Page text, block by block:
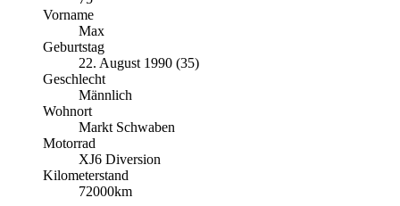
Vorname
Max
Geburtstag
22. August 1990 (35)
Geschlecht
Männlich
Wohnort
Markt Schwaben
Motorrad
XJ6 Diversion
Kilometerstand
72000km